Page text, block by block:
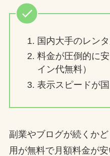
国内大手のレン
料金が圧倒的に
イン代無料）
表示スピードが
副業やブログが続くか
用が無料で月額料金が